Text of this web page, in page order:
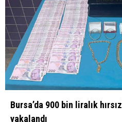
Bursa’da 900 bin liralık
yakalandı